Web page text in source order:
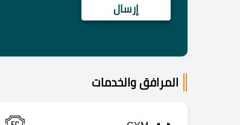
المرافق والخدمات